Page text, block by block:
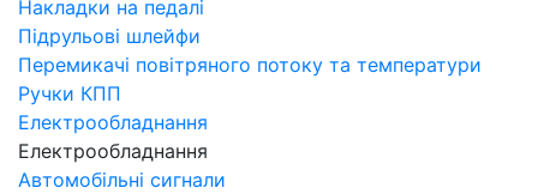
Накладки на педалі
Підрульові шлейфи
Перемикачі повітряного потоку та температури
Ручки КПП
Електрообладнання
Електрообладнання
Автомобільні сигнали